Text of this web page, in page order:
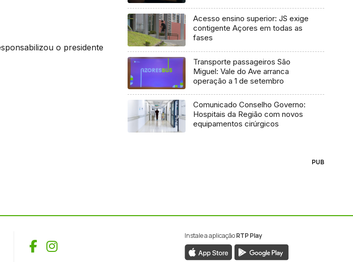
o presidente
Acesso ensino superior: JS exige
contigente Açores em todas as
fases
Transporte passageiros São
Miguel: Vale do Ave arranca
operação a 1 de setembro
Comunicado Conselho Governo:
Hospitais da Região com novos
equipamentos cirúrgicos
PUB
Facebook
Instagram
Instale a aplicaçãoRTP Play